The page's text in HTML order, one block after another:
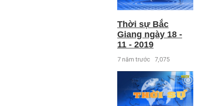
Thời sự Bắc
Giang ngày 18 -
11 - 2019
7 năm trước 7,075